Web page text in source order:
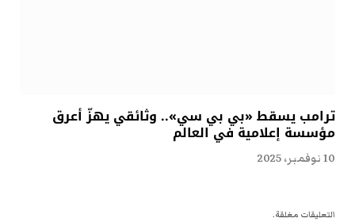
ترامب يسقط «بي بي سي».. وثائقي يهزّ أعرق
مؤسسة إعلامية في العالم
10 نوفمبر، 2025
التعليقات مغلقة.